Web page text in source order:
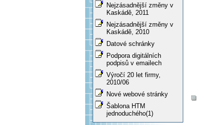
Nejzásadnější změny v
Kaskádě, 2011
Nejzásadnější změny v
Kaskádě, 2010
Datové schránky
Podpora digitálních
podpisů v emailech
Výročí 20 let firmy,
2010/06
Nové webové stránky
Šablona HTM
jednoduchého(1)